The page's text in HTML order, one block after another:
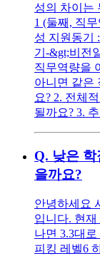
성의 차이는
1 (둘째, 직
성 지원동기
기-&gt;비전
직무역량을
아니면 같은
요? 2. 전체
될까요? 3.
Q. 낮은
을까요?
안녕하세요
입니다. 현
나면 3.3대
피킹 레벨6